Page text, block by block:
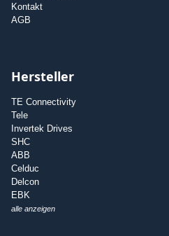
Kontakt
AGB
Hersteller
TE Connectivity
Tele
Invertek Drives
SHC
ABB
Celduc
Delcon
EBK
alle anzeigen